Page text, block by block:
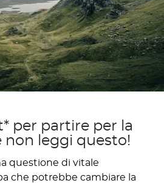
per partire per la
non leggi questo!
questione di vitale
che potrebbe cambiare la